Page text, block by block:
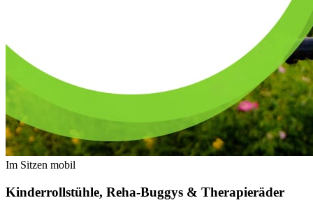
Im Sitzen mobil
Kinderrollstühle, Reha-Buggys & Therapieräder